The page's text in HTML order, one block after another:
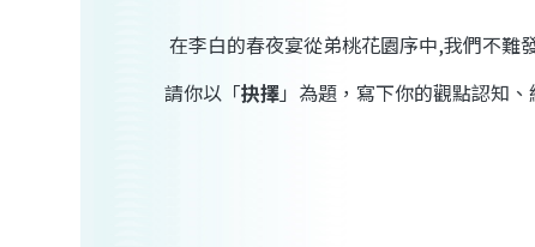
在李白的春夜宴從弟桃花園序中,我們不難
請你以「抉擇」為題，寫下你的觀點認知